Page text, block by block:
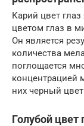
Карий цвет
цветом глаз в
Он является
количества
поглощается
концентрацией
них черный цвет
Голубой цвет